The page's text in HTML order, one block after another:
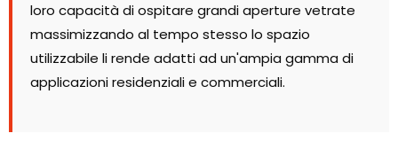
loro capacità di ospitare grandi aperture vetrate
massimizzando al tempo stesso lo spazio
utilizzabile li rende adatti ad un'ampia gamma di
applicazioni residenziali e commerciali.